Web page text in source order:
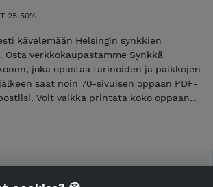
25.50%
kävelemään Helsingin synkkien
verkkokaupastamme Synkkä
joka opastaa tarinoiden ja paikkojen
saat noin 70-sivuisen oppaan PDF-
Voit vaikka printata koko oppaan
päättyy Kamppiin
on karttoja ja osoitteita, joiden